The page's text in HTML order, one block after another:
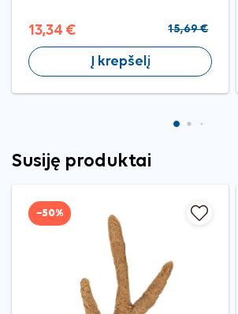
13,34 € 15,69 €
Į krepšelį
Susiję produktai
−50%